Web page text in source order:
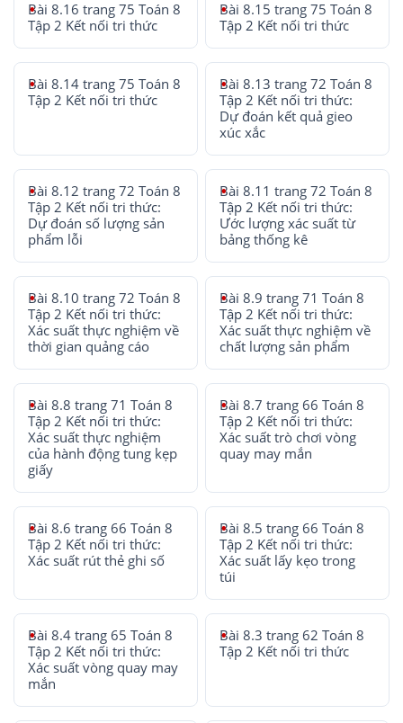
Bài 8.16 trang 75 Toán 8
Tập 2 Kết nối tri thức
Bài 8.15 trang 75 Toán 8
Tập 2 Kết nối tri thức
Bài 8.14 trang 75 Toán 8
Tập 2 Kết nối tri thức
Bài 8.13 trang 72 Toán 8
Tập 2 Kết nối tri thức:
Dự đoán kết quả gieo
xúc xắc
Bài 8.12 trang 72 Toán 8
Tập 2 Kết nối tri thức:
Dự đoán số lượng sản
phẩm lỗi
Bài 8.11 trang 72 Toán 8
Tập 2 Kết nối tri thức:
Ước lượng xác suất từ
bảng thống kê
Bài 8.10 trang 72 Toán 8
Tập 2 Kết nối tri thức:
Xác suất thực nghiệm về
thời gian quảng cáo
Bài 8.9 trang 71 Toán 8
Tập 2 Kết nối tri thức:
Xác suất thực nghiệm về
chất lượng sản phẩm
Bài 8.8 trang 71 Toán 8
Tập 2 Kết nối tri thức:
Xác suất thực nghiệm
của hành động tung kẹp
giấy
Bài 8.7 trang 66 Toán 8
Tập 2 Kết nối tri thức:
Xác suất trò chơi vòng
quay may mắn
Bài 8.6 trang 66 Toán 8
Tập 2 Kết nối tri thức:
Xác suất rút thẻ ghi số
Bài 8.5 trang 66 Toán 8
Tập 2 Kết nối tri thức:
Xác suất lấy kẹo trong
túi
Bài 8.4 trang 65 Toán 8
Tập 2 Kết nối tri thức:
Xác suất vòng quay may
mắn
Bài 8.3 trang 62 Toán 8
Tập 2 Kết nối tri thức